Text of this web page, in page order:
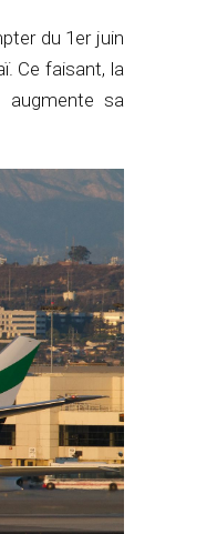
du 1er juin
Ce faisant, la
augmente sa